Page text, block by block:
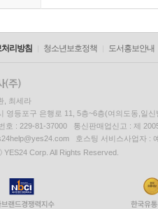
리방침 청소년보호정책 도서홍보안내
, 최세라
영등포구 은행로 11, 5층~6층(여의도동,일신
호 : 229-81-37000 통신판매업신고 : 제
호스팅 서비스사업자 :
Corp. All Rights Reserved.